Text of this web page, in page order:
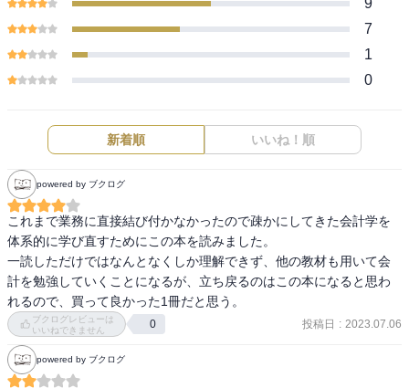
9
7
1
0
新着順 いいね！順
powered by ブクログ
これまで業務に直接結び付かなかったので疎かにしてきた会計学を
体系的に学び直すためにこの本を読みました。
一読しただけではなんとなくしか理解できず、他の教材も用いて会
計を勉強していくことになるが、立ち戻るのはこの本になると思わ
れるので、買って良かった1冊だと思う。
ブクログレビューは
いいねできません
0 投稿日 : 2023.07.06
powered by ブクログ